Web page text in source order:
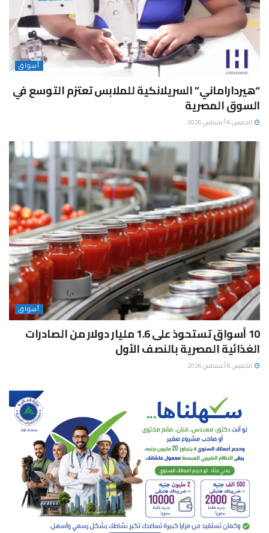
أسواق
“هيرداراماني” السريلانكية للملابس تعتزم التوسع في
السوق المصرية
الخميس 6 أغسطس 2026
أسواق
10 أسواق تستحوذ على 1.6 مليار دولار من الصادرات
الغذائية المصرية بالنصف الأول
الخميس 6 أغسطس 2026